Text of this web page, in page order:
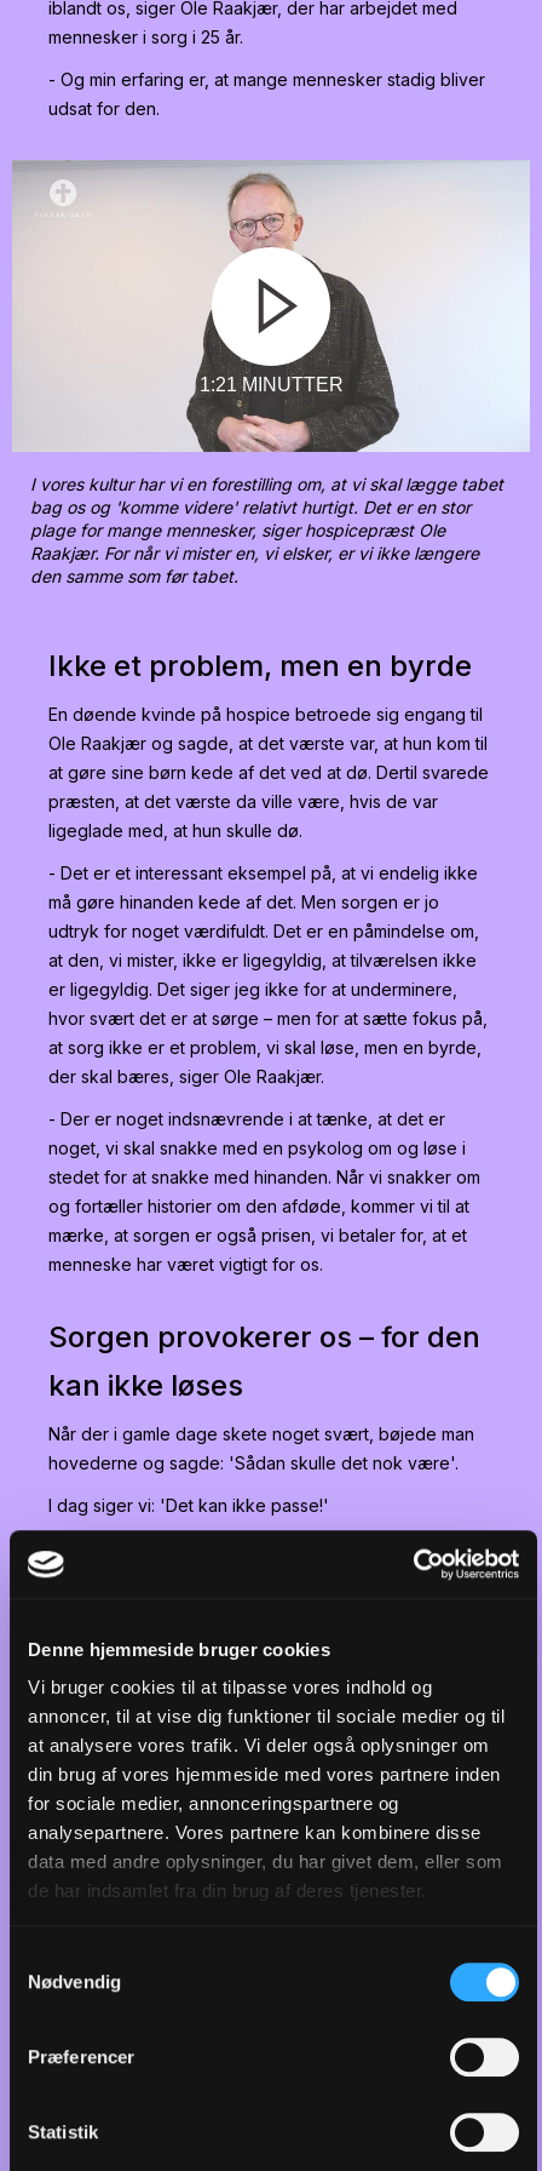
Denne hjemmeside bruger cookies
Vi bruger cookies til at tilpasse vores indhold og
annoncer, til at vise dig funktioner til sociale medier og til
at analysere vores trafik. Vi deler også oplysninger om
din brug af vores hjemmeside med vores partnere inden
for sociale medier, annonceringspartnere og
analysepartnere. Vores partnere kan kombinere disse
data med andre oplysninger, du har givet dem, eller som
de har indsamlet fra din brug af deres tjenester.
Nødvendig
Præferencer
Statistik
iblandt os, siger Ole Raakjær, der har arbejdet med
mennesker i sorg i 25 år.
- Og min erfaring er, at mange mennesker stadig bliver
udsat for den.
1:21 MINUTTER
I vores kultur har vi en forestilling om, at vi skal lægge tabet
bag os og 'komme videre' relativt hurtigt. Det er en stor
plage for mange mennesker, siger hospicepræst Ole
Raakjær. For når vi mister en, vi elsker, er vi ikke længere
den samme som før tabet.
Ikke et problem, men en byrde
En døende kvinde på hospice betroede sig engang til
Ole Raakjær og sagde, at det værste var, at hun kom til
at gøre sine børn kede af det ved at dø. Dertil svarede
præsten, at det værste da ville være, hvis de var
ligeglade med, at hun skulle dø.
- Det er et interessant eksempel på, at vi endelig ikke
må gøre hinanden kede af det. Men sorgen er jo
udtryk for noget værdifuldt. Det er en påmindelse om,
at den, vi mister, ikke er ligegyldig, at tilværelsen ikke
er ligegyldig. Det siger jeg ikke for at underminere,
hvor svært det er at sørge – men for at sætte fokus på,
at sorg ikke er et problem, vi skal løse, men en byrde,
der skal bæres, siger Ole Raakjær.
- Der er noget indsnævrende i at tænke, at det er
noget, vi skal snakke med en psykolog om og løse i
stedet for at snakke med hinanden. Når vi snakker om
og fortæller historier om den afdøde, kommer vi til at
mærke, at sorgen er også prisen, vi betaler for, at et
menneske har været vigtigt for os.
Sorgen provokerer os – for den
kan ikke løses
Når der i gamle dage skete noget svært, bøjede man
hovederne og sagde: 'Sådan skulle det nok være'.
I dag siger vi: 'Det kan ikke passe!'
Dét er ifølge hospicepræst Ole Raakjær en af
forklaringerne på, hvorfor vi selv i 'sorgens
medier, stadig har svært ved at sluge sorgen, når vi ser
den direkte i øjnene.
- Det at være magtesløs er måske den ultimative
udfordring for os senmoderne mennesker. Vi lever i en
kultur, hvor vi gerne vil løse problemerne, fikse
tingene, komme videre og udvikle os, siger han.
- Der er noget dybt provokerende i sorgen, for den
kan man ikke løse. Uanset hvad man gør, er han død. Vi
hvis du vil.
Sorg bliver ikke mindre, men
Selvom vi ikke er herre over vores liv, kan man stadig